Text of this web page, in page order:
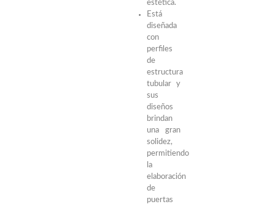
estética.
Está
diseñada
con
perfiles
de
estructura
tubular y
sus
diseños
brindan
una gran
solidez,
permitiendo
la
elaboración
de
puertas